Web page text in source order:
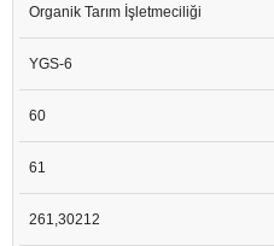
Organik Tarım İşletmeciliği
YGS-6
60
61
261,30212